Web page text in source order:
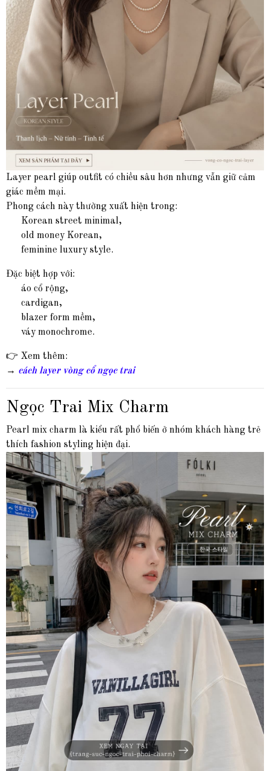
Layer pearl giúp outfit có chiều sâu hơn nhưng vẫn giữ cảm
giác mềm mại.
Phong cách này thường xuất hiện trong:
Korean street minimal,
old money Korean,
feminine luxury style.
Đặc biệt hợp với:
áo cổ rộng,
cardigan,
blazer form mềm,
váy monochrome.
👉 Xem thêm:
→ cách layer vòng cổ ngọc trai
Ngọc Trai Mix Charm
Pearl mix charm là kiểu rất phổ biến ở nhóm khách hàng trẻ
thích fashion styling hiện đại.